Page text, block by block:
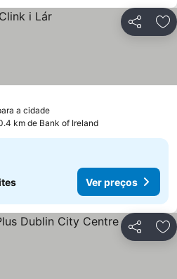
Partilhar
a cidade
km de Bank of Ireland
Ver preços
Partilhar